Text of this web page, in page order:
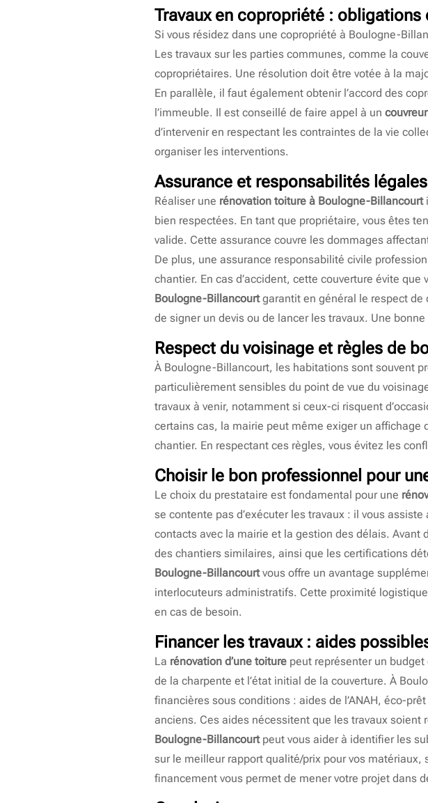
Travaux en copropriété :
Si vous résidez dans une copropriété à Boulogne-
Les travaux sur les parties communes, comme la
copropriétaires. Une résolution doit être votée à la
En parallèle, il faut également obtenir l’accord des
l’immeuble. Il est conseillé de faire appel à un
d’intervenir en respectant les contraintes de la vie
organiser les interventions.
Assurance et responsabilités
Réaliser une rénovation toiture à Boulogne-Billancourt
bien respectées. En tant que propriétaire, vous êtes
valide. Cette assurance couvre les dommages
De plus, une assurance responsabilité civile
chantier. En cas d’accident, cette couverture évite
Boulogne-Billancourtgarantit en général le respect de
de signer un devis ou de lancer les travaux. Une
Respect du voisinage et règles de
À Boulogne-Billancourt, les habitations sont souvent
particulièrement sensibles du point de vue du
travaux à venir, notamment si ceux-ci risquent
certains cas, la mairie peut même exiger un affichage
chantier. En respectant ces règles, vous évitez les
Choisir le bon professionnel pour
Le choix du prestataire est fondamental pour une
se contente pas d’exécuter les travaux : il vous
contacts avec la mairie et la gestion des délais.
des chantiers similaires, ainsi que les certifications
Boulogne-Billancourtvous offre un avantage
interlocuteurs administratifs. Cette proximité
en cas de besoin.
Financer les travaux : aides
La rénovation d’une toiture peut représenter un
de la charpente et l’état initial de la couverture. À
financières sous conditions : aides de l’ANAH, éco-
anciens. Ces aides nécessitent que les travaux soient
Boulogne-Billancourtpeut vous aider à identifier les
sur le meilleur rapport qualité/prix pour vos
financement vous permet de mener votre projet dans